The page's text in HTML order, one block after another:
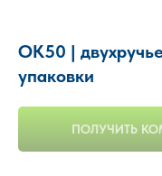
OK50 |
упаковки
ПОЛУЧИТЬ